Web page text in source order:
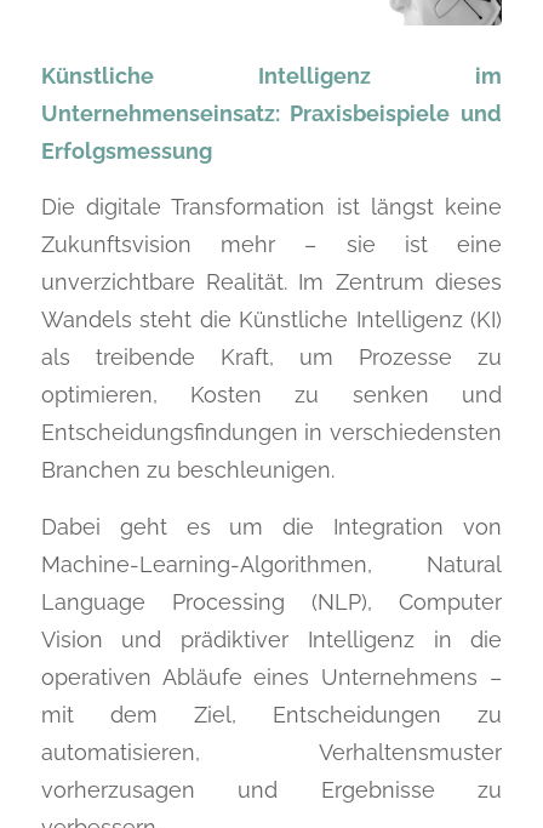
Künstliche Intelligenz im
Unternehmenseinsatz: Praxisbeispiele und
Erfolgsmessung
Die digitale Transformation ist längst keine
Zukunftsvision mehr – sie ist eine
unverzichtbare Realität. Im Zentrum dieses
Wandels steht die Künstliche Intelligenz (KI)
als treibende Kraft, um Prozesse zu
optimieren, Kosten zu senken und
Entscheidungsfindungen in verschiedensten
Branchen zu beschleunigen.
Dabei geht es um die Integration von
Machine-Learning-Algorithmen, Natural
Language Processing (NLP), Computer
Vision und prädiktiver Intelligenz in die
operativen Abläufe eines Unternehmens –
mit dem Ziel, Entscheidungen zu
automatisieren, Verhaltensmuster
vorherzusagen und Ergebnisse zu